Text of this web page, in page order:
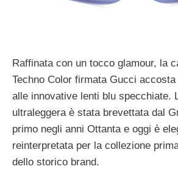
Raffinata con un tocco glamour, la
Techno Color firmata Gucci accosta
alle innovative lenti blu specchiate.
ultraleggera è stata brevettata dal
primo negli anni Ottanta e oggi è
reinterpretata per la collezione
dello storico brand.